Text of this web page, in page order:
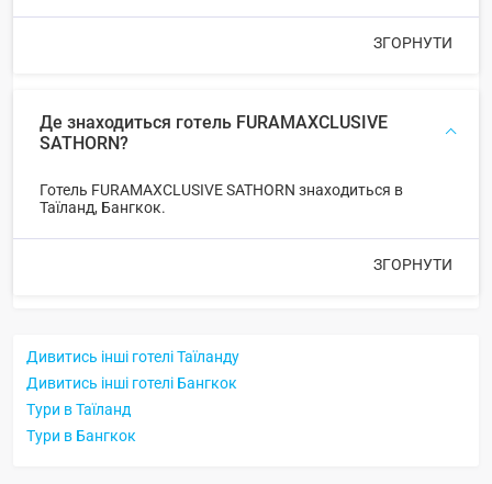
ЗГОРНУТИ
Де знаходиться готель FURAMAXCLUSIVE
SATHORN?
Готель FURAMAXCLUSIVE SATHORN знаходиться в
Таїланд, Бангкок.
ЗГОРНУТИ
Дивитись інші готелі Таїланду
Дивитись інші готелі Бангкок
Тури в Таїланд
Тури в Бангкок